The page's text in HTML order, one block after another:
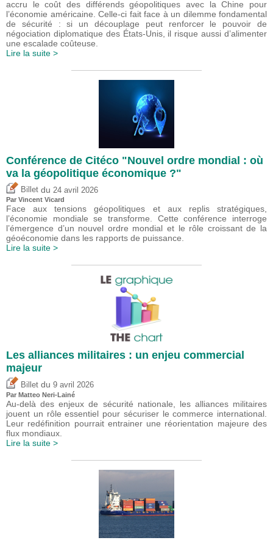
accru le coût des différends géopolitiques avec la Chine pour
l’économie américaine. Celle-ci fait face à un dilemme fondamental
de sécurité : si un découplage peut renforcer le pouvoir de
négociation diplomatique des États-Unis, il risque aussi d’alimenter
une escalade coûteuse.
Lire la suite >
Conférence de Citéco "Nouvel ordre mondial : où
va la géopolitique économique ?"
Billet du 24 avril 2026
Par Vincent Vicard
Face aux tensions géopolitiques et aux replis stratégiques,
l’économie mondiale se transforme. Cette conférence interroge
l’émergence d’un nouvel ordre mondial et le rôle croissant de la
géoéconomie dans les rapports de puissance.
Lire la suite >
Les alliances militaires : un enjeu commercial
majeur
Billet du 9 avril 2026
Par Matteo Neri-Lainé
Au-delà des enjeux de sécurité nationale, les alliances militaires
jouent un rôle essentiel pour sécuriser le commerce international.
Leur redéfinition pourrait entrainer une réorientation majeure des
flux mondiaux.
Lire la suite >